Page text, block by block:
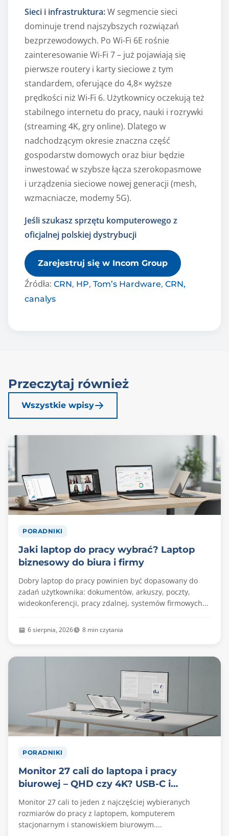
Sieci i infrastruktura:W segmencie sieci
dominuje trend najszybszych rozwiązań
bezprzewodowych. Po Wi-Fi 6E rośnie
zainteresowanie Wi-Fi 7 – już pojawiają się
pierwsze routery i karty sieciowe z tym
standardem, oferujące do 4,8× wyższe
prędkości niż Wi-Fi 6. Użytkownicy oczekują też
stabilnego internetu do pracy, nauki i rozrywki
(streaming 4K, gry online). Dlatego w
nadchodzącym okresie znaczna część
gospodarstw domowych oraz biur będzie
inwestować w szybsze łącza szerokopasmowe
i urządzenia sieciowe nowej generacji (mesh,
wzmacniacze, modemy 5G).
Jeśli szukasz sprzętu komputerowego z
oficjalnej polskiej dystrybucji
Zarejestruj się w Incom Group
Źródła: CRN, HP, Tom’s Hardware, CRN,
canalys
Przeczytaj również
Wszystkie wpisy
PORADNIKI
Jaki laptop do pracy wybrać? Laptop
biznesowy do biura i firmy
Dobry laptop do pracy powinien być dopasowany do
zadań użytkownika: dokumentów, arkuszy, poczty,
wideokonferencji, pracy zdalnej, systemów firmowych...
6 sierpnia, 2026 8 min czytania
PORADNIKI
Monitor 27 cali do laptopa i pracy
biurowej – QHD czy 4K? USB-C i
ergonomia
Monitor 27 cali to jeden z najczęściej wybieranych
rozmiarów do pracy z laptopem, komputerem
stacjonarnym i stanowiskiem biurowym....